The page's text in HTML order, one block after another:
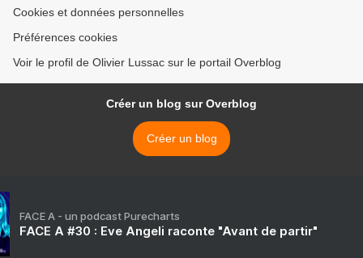
Cookies et données personnelles
Préférences cookies
Voir le profil de Olivier Lussac sur le portail Overblog
Créer un blog sur Overblog
Créer un blog
FACE A - un podcast Purecharts
FACE A #30 : Eve Angeli raconte "Avant de partir"